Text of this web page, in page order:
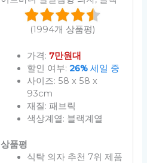
(1994개 상품평)
가격: 7만원대
할인 여부: 26%세일 중
사이즈: 58 x 58 x
93cm
재질: 패브릭
색상계열: 블랙계열
상품평
식탁 의자 추천 7위 제품